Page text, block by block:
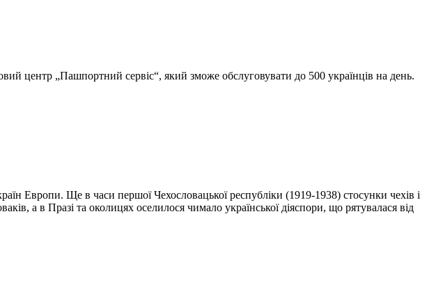
центр „Пашпортний сервіс“, який зможе обслуговувати до 500 українців на день.
Европи. Ще в часи першої Чехословацької республіки (1919-1938) стосунки чехів і
а в Празі та околицях оселилося чимало української діяспори, що рятувалася від